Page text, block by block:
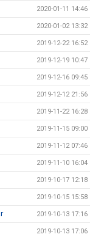
2020-01-11 14:46
2020-01-02 13:32
2019-12-22 16:52
2019-12-19 10:47
2019-12-16 09:45
2019-12-12 21:56
2019-11-22 16:28
2019-11-15 09:00
2019-11-12 07:46
2019-11-10 16:04
2019-10-17 12:18
2019-10-15 15:58
2019-10-13 17:16
2019-10-13 17:06